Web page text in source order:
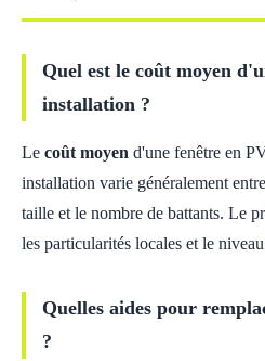
Quel est le coût moyen
installation ?
Le coût moyen d'une fenêtre en
installation varie généralement
taille et le nombre de battants. Le
les particularités locales et le
Quelles aides pour
?